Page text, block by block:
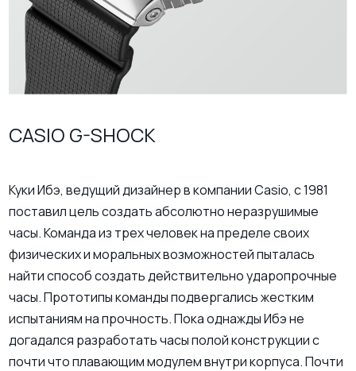
CASIO G-SHOCK
Куки Ибэ, ведущий дизайнер в компании Casio, с 1981
поставил цель создать абсолютно неразрушимые
часы. Команда из трех человек на пределе своих
физических и моральных возможностей пыталась
найти способ создать действительно ударопрочные
часы. Прототипы команды подвергались жестким
испытаниям на прочность. Пока однажды Ибэ не
догадался разработать часы полой конструкции с
почти что плавающим модулем внутри корпуса. Почти